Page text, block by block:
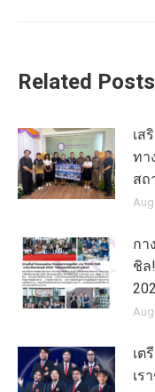
Related Posts
เส
ทา
ส
กา
ชิล
เต
เร